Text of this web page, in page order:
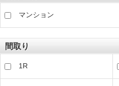
マンション
間取り
1R